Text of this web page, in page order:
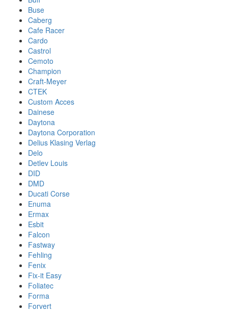
Buse
Caberg
Cafe Racer
Cardo
Castrol
Cemoto
Champion
Craft-Meyer
CTEK
Custom Acces
Dainese
Daytona
Daytona Corporation
Delius Klasing Verlag
Delo
Detlev Louis
DID
DMD
Ducati Corse
Enuma
Ermax
Esbit
Falcon
Fastway
Fehling
Fenix
Fix-it Easy
Foliatec
Forma
Forvert